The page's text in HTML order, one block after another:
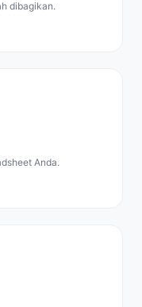
dibagikan.
Anda.